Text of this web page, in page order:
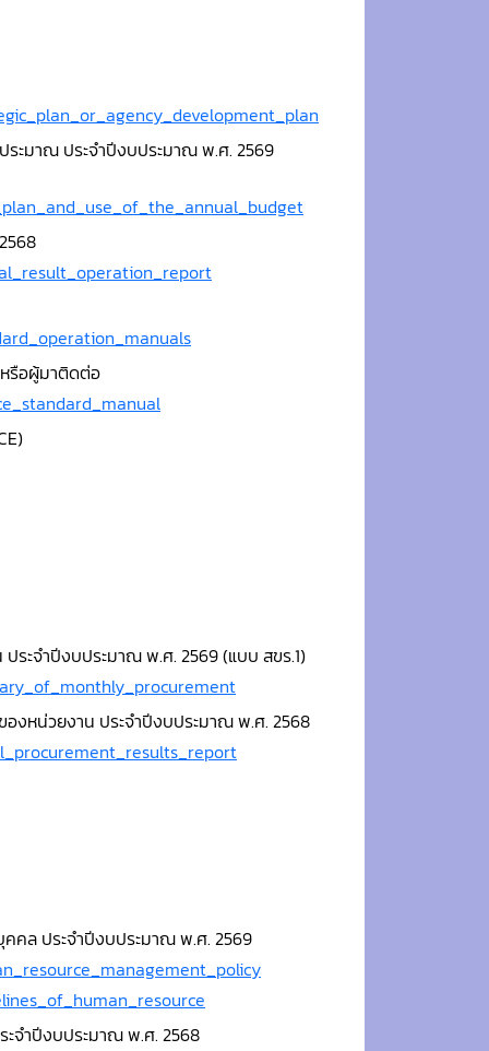
ระมาณ ประจำปีงบประมาณ พ.ศ. 2569
รือผู้มาติดต่อ
ระจำปีงบประมาณ พ.ศ. 2569 (แบบ สขร.1)
งหน่วยงาน ประจำปีงบประมาณ พ.ศ. 2568
คล ประจำปีงบประมาณ พ.ศ. 2569
จำปีงบประมาณ พ.ศ. 2568